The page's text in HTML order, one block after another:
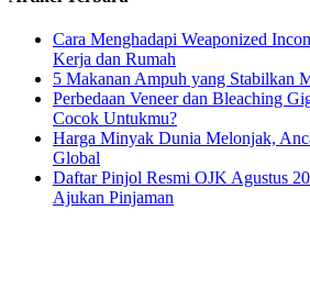
Cara Menghadapi Weaponized
Kerja dan Rumah
5 Makanan Ampuh yang Stabilkan
Perbedaan Veneer dan Bleaching
Cocok Untukmu?
Harga Minyak Dunia Melonjak,
Global
Daftar Pinjol Resmi OJK Agustus
Ajukan Pinjaman